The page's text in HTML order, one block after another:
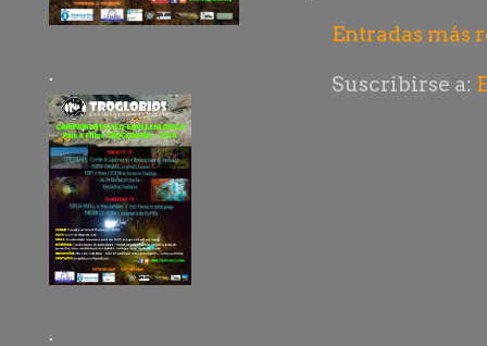
Entradas más
Suscribirse a:
.
.